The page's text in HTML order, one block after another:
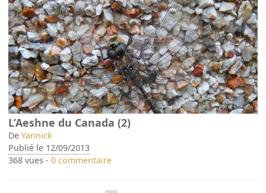
L’Aeshne du Canada (2)
DeYannick
Publié le 12/09/2013
368 vues -0 commentaire